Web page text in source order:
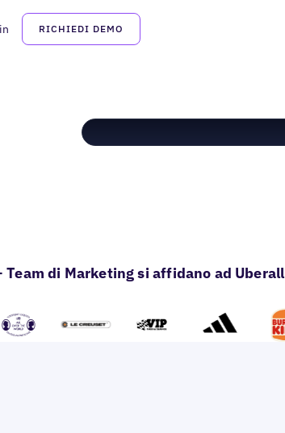
RICHIEDI DEMO
Team di Marketing si affidano ad Uberall